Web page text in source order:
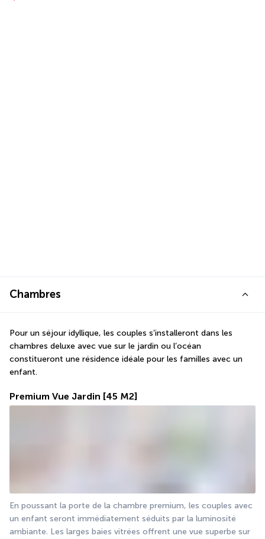
Chambres
Pour un séjour idyllique, les couples s’installeront dans les
chambres deluxe avec vue sur le jardin ou l’océan
constitueront une résidence idéale pour les familles avec un
enfant.
Premium Vue Jardin [45 M2]
En poussant la porte de la chambre premium, les couples avec
un enfant seront immédiatement séduits par la luminosité
ambiante. Les larges baies vitrées offrent une vue superbe sur